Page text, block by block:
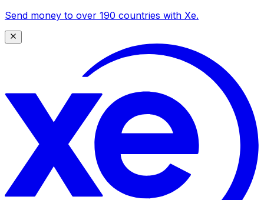
Send money to over 190 countries with Xe.